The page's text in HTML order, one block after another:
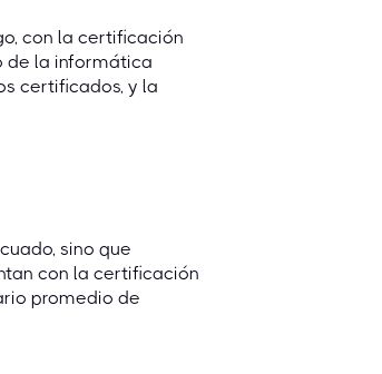
con la certificación
de la informática
certificados, y la
sino que
con la certificación
promedio de